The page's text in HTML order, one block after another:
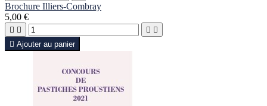
Brochure Illiers-Combray
5,00 €
   
 Ajouter au panier